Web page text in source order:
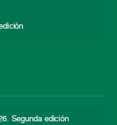
Segunda edición